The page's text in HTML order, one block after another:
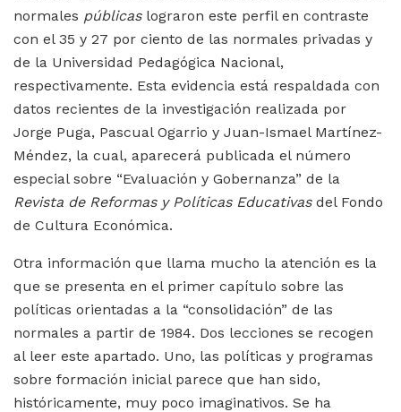
normales públicaslograron este perfil en contraste
con el 35 y 27 por ciento de las normales privadas y
de la Universidad Pedagógica Nacional,
respectivamente. Esta evidencia está respaldada con
datos recientes de la investigación realizada por
Jorge Puga, Pascual Ogarrio y Juan-Ismael Martínez-
Méndez, la cual, aparecerá publicada el número
especial sobre “Evaluación y Gobernanza” de la
Revista de Reformas y Políticas Educativasdel Fondo
de Cultura Económica.
Otra información que llama mucho la atención es la
que se presenta en el primer capítulo sobre las
políticas orientadas a la “consolidación” de las
normales a partir de 1984. Dos lecciones se recogen
al leer este apartado. Uno, las políticas y programas
sobre formación inicial parece que han sido,
históricamente, muy poco imaginativos. Se ha